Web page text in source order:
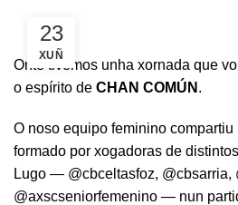
23
XUÑ
Onte tivemos unha xornada que
o espírito de CHAN COMÚN .
O noso equipo feminino
formado por xogadoras de
Lugo — @cbceltasfoz, @cbsarria,
@axscseniorfemenino — nun